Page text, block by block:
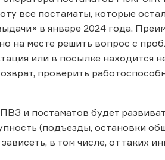
все постаматы, которые
в январе 2024 года.
на месте решить вопрос с
или в посылке находится
проверить
и постаматов будет
(подъезды, остановки
в том числе, от таких